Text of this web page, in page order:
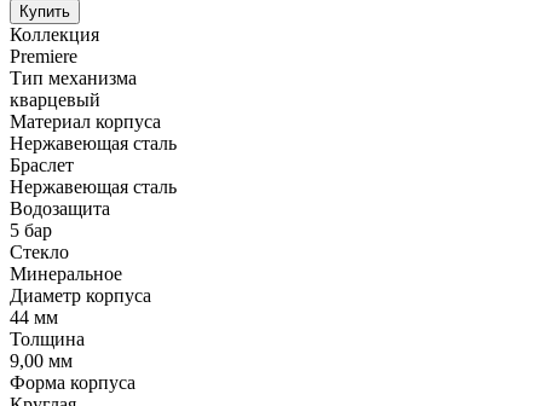
Купить
Коллекция
Premiere
Тип механизма
кварцевый
Материал корпуса
Нержавеющая сталь
Браслет
Нержавеющая сталь
Водозащита
5 бар
Стекло
Минеральное
Диаметр корпуса
44 мм
Толщина
9,00 мм
Форма корпуса